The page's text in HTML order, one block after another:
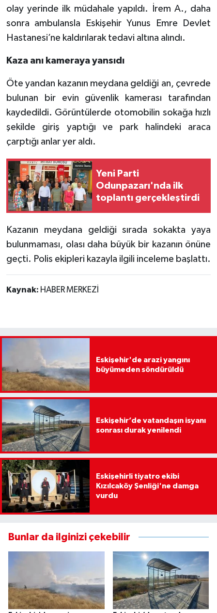
olay yerinde ilk müdahale yapıldı. İrem A., daha
sonra ambulansla Eskişehir Yunus Emre Devlet
Hastanesi’ne kaldırılarak tedavi altına alındı.
Kaza anı kameraya yansıdı
Öte yandan kazanın meydana geldiği an, çevrede
bulunan bir evin güvenlik kamerası tarafından
kaydedildi. Görüntülerde otomobilin sokağa hızlı
şekilde giriş yaptığı ve park halindeki araca
çarptığı anlar yer aldı.
Yeni Parti
Odunpazarı'nda ilk
toplantı gerçekleştirdi
Kazanın meydana geldiği sırada sokakta yaya
bulunmaması, olası daha büyük bir kazanın önüne
geçti. Polis ekipleri kazayla ilgili inceleme başlattı.
Kaynak: HABER MERKEZİ
Eskişehir'de arazi yangını
büyümeden söndürüldü
Eskişehir’de vatandaşın isyanı
sonrası durak yenilendi
Eskişehirli tiyatro ekibi
Kızılcaköy Şenliği'ne damga
vurdu
Bunlar da ilginizi çekebilir